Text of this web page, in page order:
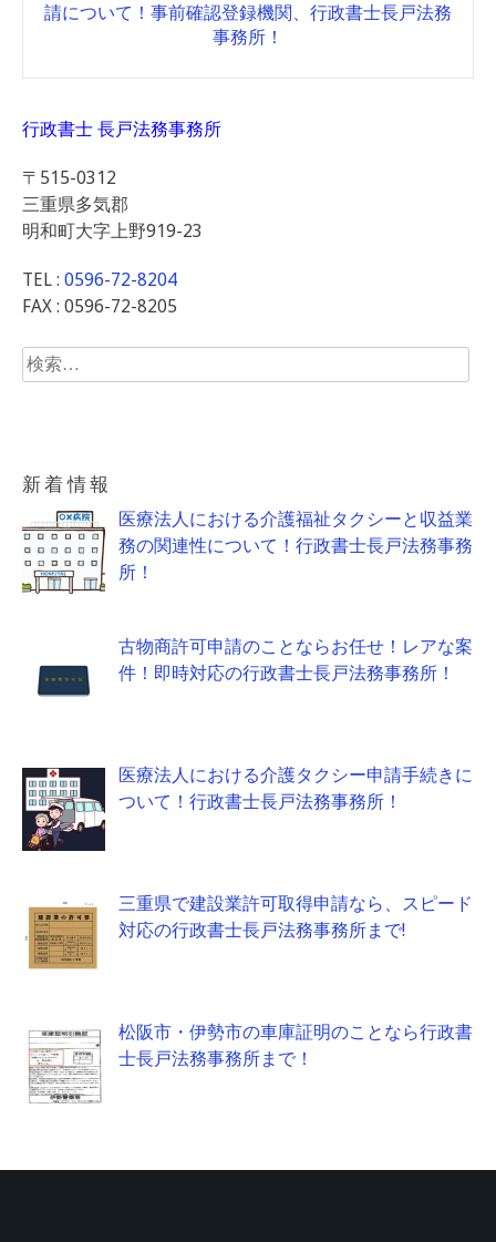
請について！事前確認登録機関、行政書士長戸法務
事務所！
行政書士 長戸法務事務所
〒515-0312
三重県多気郡
明和町大字上野919-23
TEL : 0596-72-8204
FAX : 0596-72-8205
検
索:
新着情報
医療法人における介護福祉タクシーと収益業
務の関連性について！行政書士長戸法務事務
所！
古物商許可申請のことならお任せ！レアな案
件！即時対応の行政書士長戸法務事務所！
医療法人における介護タクシー申請手続きに
ついて！行政書士長戸法務事務所！
三重県で建設業許可取得申請なら、スピード
対応の行政書士長戸法務事務所まで!
松阪市・伊勢市の車庫証明のことなら行政書
士長戸法務事務所まで！